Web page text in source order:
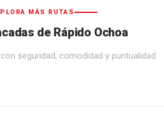
MÁS RUTAS
de Rápido Ochoa
seguridad, comodidad y puntualidad